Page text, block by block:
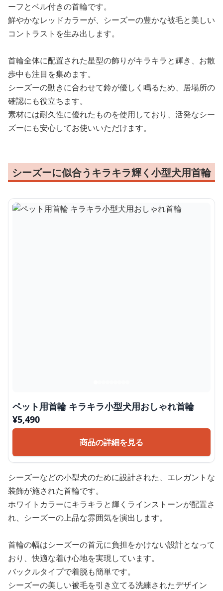
ーフとベル付きの首輪です。
鮮やかなレッドカラーが、シーズーの豊かな被毛と美しい
コントラストを生み出します。
首輪全体に配置された星型の飾りがキラキラと輝き、お散
歩中も注目を集めます。
シーズーの動きに合わせて鈴が優しく鳴るため、居場所の
確認にも役立ちます。
素材には耐久性に優れたものを使用しており、活発なシー
ズーにも安心してお使いいただけます。
シーズーに似合うキラキラ輝く小型犬用首輪
ペット用首輪 キラキラ小型犬用おしゃれ首輪
¥5,490
商品の詳細を見る
シーズーなどの小型犬のために設計された、エレガントな
装飾が施された首輪です。
ホワイトカラーにキラキラと輝くラインストーンが配置さ
れ、シーズーの上品な雰囲気を演出します。
首輪の幅はシーズーの首元に負担をかけない設計となって
おり、快適な着け心地を実現しています。
バックルタイプで着脱も簡単です。
シーズーの美しい被毛を引き立てる洗練されたデザイン